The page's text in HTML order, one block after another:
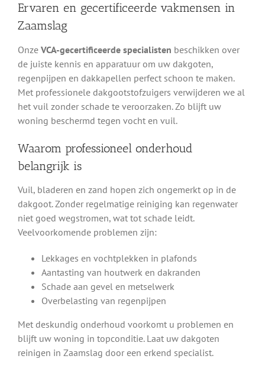
Ervaren en gecertificeerde vakmensen in
Zaamslag
Onze VCA-gecertificeerde specialisten beschikken over
de juiste kennis en apparatuur om uw dakgoten,
regenpijpen en dakkapellen perfect schoon te maken.
Met professionele dakgootstofzuigers verwijderen we al
het vuil zonder schade te veroorzaken. Zo blijft uw
woning beschermd tegen vocht en vuil.
Waarom professioneel onderhoud
belangrijk is
Vuil, bladeren en zand hopen zich ongemerkt op in de
dakgoot. Zonder regelmatige reiniging kan regenwater
niet goed wegstromen, wat tot schade leidt.
Veelvoorkomende problemen zijn:
Lekkages en vochtplekken in plafonds
Aantasting van houtwerk en dakranden
Schade aan gevel en metselwerk
Overbelasting van regenpijpen
Met deskundig onderhoud voorkomt u problemen en
blijft uw woning in topconditie. Laat uw dakgoten
reinigen in Zaamslag door een erkend specialist.